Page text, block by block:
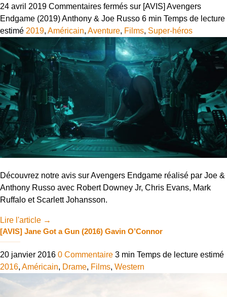
24 avril 2019 Commentaires fermés sur [AVIS] Avengers
Endgame (2019) Anthony & Joe Russo 6 min Temps de lecture
estimé 2019, Américain, Aventure, Films, Super-héros
Découvrez notre avis sur Avengers Endgame réalisé par Joe &
Anthony Russo avec Robert Downey Jr, Chris Evans, Mark
Ruffalo et Scarlett Johansson.
Lire l'article →
[AVIS] Jane Got a Gun (2016) Gavin O’Connor
20 janvier 2016 0 Commentaire 3 min Temps de lecture estimé
2016, Américain, Drame, Films, Western